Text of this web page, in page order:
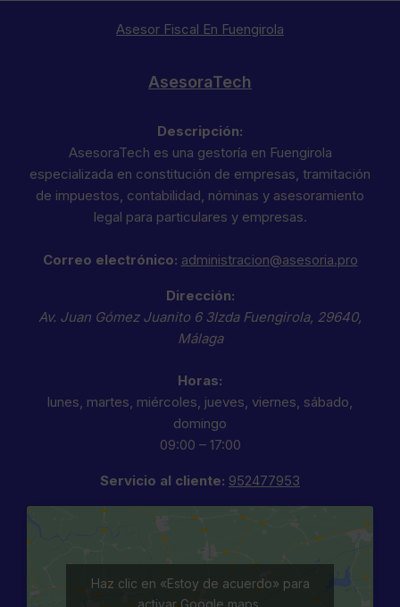
Asesor Fiscal En Fuengirola
AsesoraTech
Descripción:
AsesoraTech es una gestoría en Fuengirola
especializada en constitución de empresas, tramitación
de impuestos, contabilidad, nóminas y asesoramiento
legal para particulares y empresas.
Correo electrónico: administracion@asesoria.pro
Dirección:
Av. Juan Gómez Juanito 6 3Izda Fuengirola, 29640,
Málaga
Horas:
lunes, martes, miércoles, jueves, viernes, sábado,
domingo
09:00 – 17:00
Servicio al cliente: 952477953
Haz clic en «Estoy de acuerdo» para